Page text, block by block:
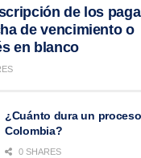
de los
de vencimiento o
en blanco
¿Cuánto dura un
Colombia?
0 SHARES